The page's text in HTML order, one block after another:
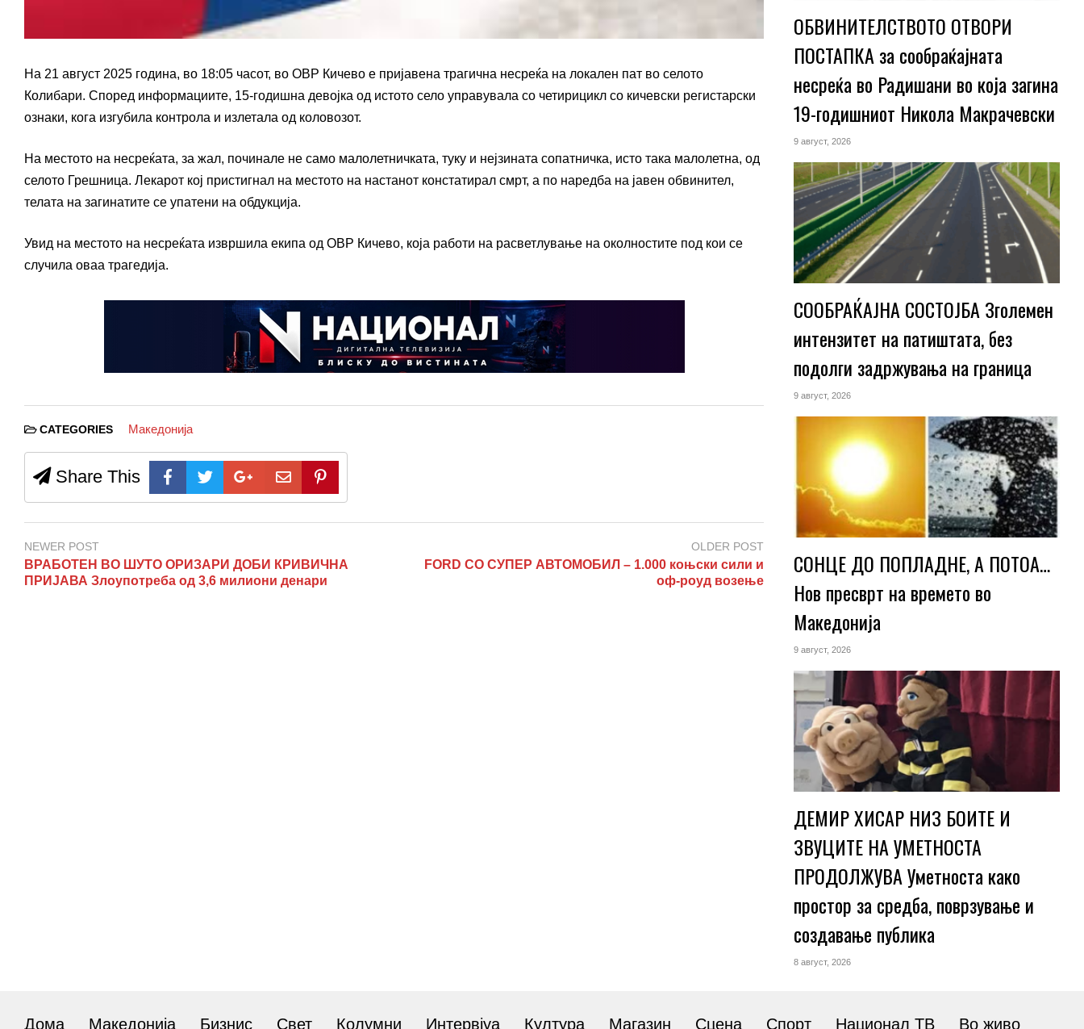
На 21 август 2025 година, во 18:05 часот, во ОВР Кичево е пријавена трагична несреќа на локален пат во селото
Колибари. Според информациите, 15-годишна девојка од истото село управувала со четирицикл со кичевски регистарски
ознаки, кога изгубила контрола и излетала од коловозот.
На местото на несреќата, за жал, починале не само малолетничката, туку и нејзината сопатничка, исто така малолетна, од
селото Грешница. Лекарот кој пристигнал на местото на настанот констатирал смрт, а по наредба на јавен обвинител,
телата на загинатите се упатени на обдукција.
Увид на местото на несреќата извршила екипа од ОВР Кичево, која работи на расветлување на околностите под кои се
случила оваа трагедија.
CATEGORIES Македонија
Share This
NEWER POST
ВРАБОТЕН ВО ШУТО ОРИЗАРИ ДОБИ КРИВИЧНА
ПРИЈАВА Злоупотреба од 3,6 милиони денари
OLDER POST
FORD СО СУПЕР АВТОМОБИЛ – 1.000 коњски сили и
оф-роуд возење
ОБВИНИТЕЛСТВОТО ОТВОРИ
ПОСТАПКА за сообраќајната
несреќа во Радишани во која загина
19-годишниот Никола Макрачевски
9 август, 2026
СООБРАЌАЈНА СОСТОЈБА Зголемен
интензитет на патиштата, без
подолги задржувања на граница
9 август, 2026
СОНЦЕ ДО ПОПЛАДНЕ, А ПОТОА…
Нов пресврт на времето во
Македонија
9 август, 2026
ДЕМИР ХИСАР НИЗ БОИТЕ И
ЗВУЦИТЕ НА УМЕТНОСТА
ПРОДОЛЖУВА Уметноста како
простор за средба, поврзување и
создавање публика
8 август, 2026
Дома Македонија Бизнис Свет Колумни Интервјуа Култура Магазин Сцена Спорт Национал ТВ Во живо